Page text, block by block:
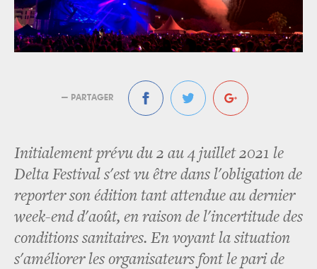
— PARTAGER
Initialement prévu du 2 au 4 juillet 2021 le
Delta Festival s'est vu être dans l'obligation de
reporter son édition tant attendue au dernier
week-end d'août, en raison de l'incertitude des
conditions sanitaires. En voyant la situation
s'améliorer les organisateurs font le pari de